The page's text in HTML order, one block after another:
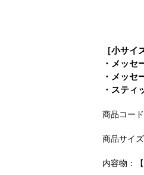
［小サイ
・メッセ
・メッセ
・スティ
商品コー
商品サイ
内容物：